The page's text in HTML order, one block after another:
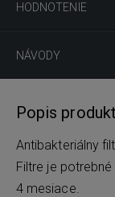
HODNOTENIE
NÁVODY
Popis
Antibakteriálny
Filtre je
4 mesiace.